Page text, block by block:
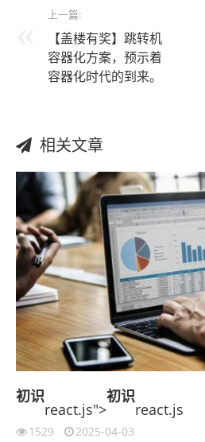
上一篇:
【盖楼有奖】跳转机
容器化方案，预示着
容器化时代的到来。
相关文章
初识
react.js">
初识
react.js
1529 2025-04-03